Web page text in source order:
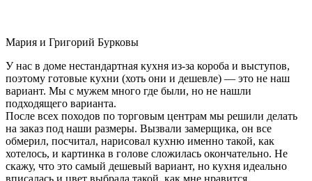
Мария и Григорий Бурковы
У нас в доме нестандартная кухня из-за короба и выступов,
поэтому готовые кухни (хоть они и дешевле) — это не наш
вариант. Мы с мужем много где были, но не нашли
подходящего варианта.
После всех походов по торговым центрам мы решили делать
на заказ под наши размеры. Вызвали замерщика, он все
обмерил, посчитал, нарисовал кухню именно такой, как
хотелось, и картинка в голове сложилась окончательно. Не
скажу, что это самый дешевый вариант, но кухня идеально
вписалась и цвет выбрала такой, как мне нравится.